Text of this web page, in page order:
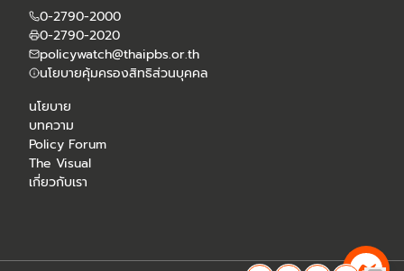
0-2790-2000
0-2790-2020
policywatch@thaipbs.or.th
นโยบายคุ้มครองสิทธิส่วนบุคคล
นโยบาย
บทความ
Policy Forum
The Visual
เกี่ยวกับเรา